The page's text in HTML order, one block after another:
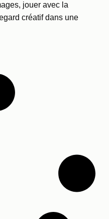
jouer avec la
créatif dans une